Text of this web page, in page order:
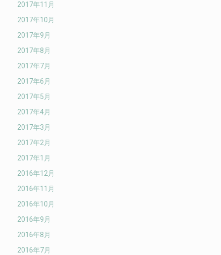
2017年11月
2017年10月
2017年9月
2017年8月
2017年7月
2017年6月
2017年5月
2017年4月
2017年3月
2017年2月
2017年1月
2016年12月
2016年11月
2016年10月
2016年9月
2016年8月
2016年7月